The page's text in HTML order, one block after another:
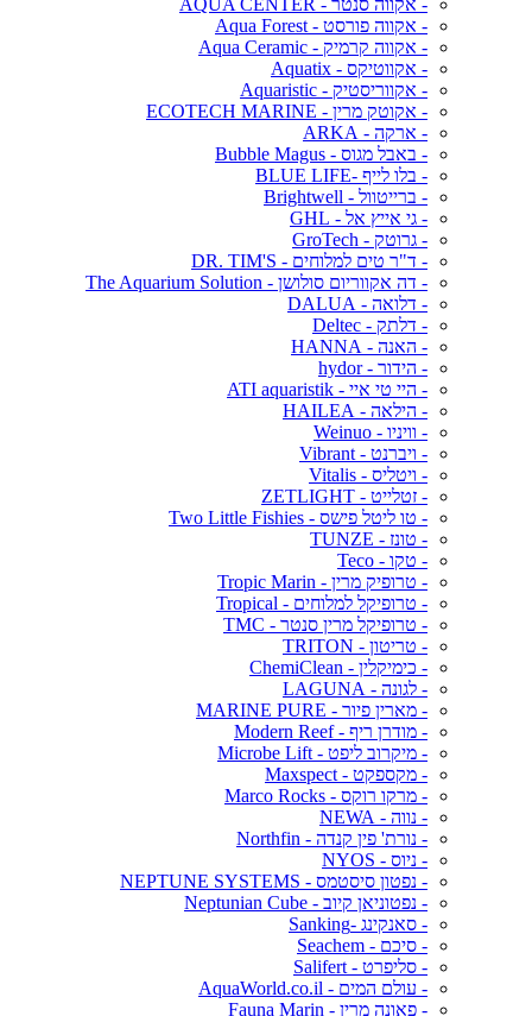
- אקווה סנטר - AQUA CENTER
- אקווה פורסט - Aqua Forest
- אקווה קרמיק - Aqua Ceramic
- אקווטיקס - Aquatix
- אקווריסטיק - Aquaristic
- אקוטק מרין - ECOTECH MARINE
- ארקה - ARKA
- באבל מגוס - Bubble Magus
- בלו לייף -BLUE LIFE
- ברייטוול - Brightwell
- גי אייץ אל - GHL
- גרוטק - GroTech
- ד"ר טים למלוחים - DR. TIM'S
- דה אקווריום סולושן - The Aquarium Solution
- דלואה - DALUA
- דלתק - Deltec
- האנה - HANNA
- הידור - hydor
- היי טי איי - ATI aquaristik
- הילאה - HAILEA
- וויניו - Weinuo
- ויברנט - Vibrant
- ויטליס - Vitalis
- זטלייט - ZETLIGHT
- טו ליטל פישס - Two Little Fishies
- טונז - TUNZE
- טקו - Teco
- טרופיק מרין - Tropic Marin
- טרופיקל למלוחים - Tropical
- טרופיקל מרין סנטר - TMC
- טריטון - TRITON
- כימיקלין - ChemiClean
- לגונה - LAGUNA
- מארין פיור - MARINE PURE
- מודרן ריף - Modern Reef
- מיקרוב ליפט - Microbe Lift
- מקספקט - Maxspect
- מרקו רוקס - Marco Rocks
- נווה - NEWA
- נורת' פין קנדה - Northfin
- ניוס - NYOS
- נפטון סיסטמס - NEPTUNE SYSTEMS
- נפטוניאן קיוב - Neptunian Cube
- סאנקינג -Sanking
- סיכם - Seachem
- סליפרט - Salifert
- עולם המים - AquaWorld.co.il
- פאונה מרין - Fauna Marin